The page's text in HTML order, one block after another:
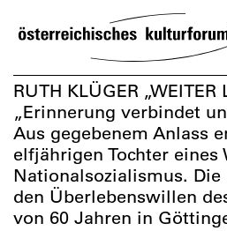
TO
CONTENT
RUTH KLÜGER
„Erinnerung verbindet
Aus gegebenem Anlass
elfjährigen Tochter
Nationalsozialismus.
den Überlebenswillen
von 60 Jahren in